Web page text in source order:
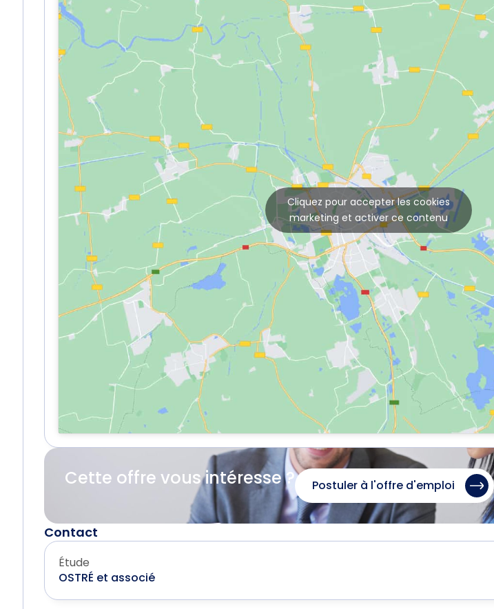
Cliquez pour accepter les cookies
marketing et activer ce contenu
Cette offre vous intéresse ? Postuler à l'offre d'emploi
Contact
Étude
OSTRÉ et associé